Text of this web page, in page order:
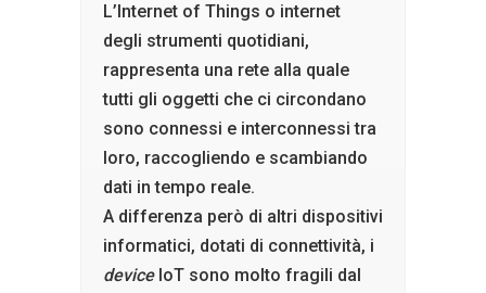
L’Internet of Things o internet
degli strumenti quotidiani,
rappresenta una rete alla quale
tutti gli oggetti che ci circondano
sono connessi e interconnessi tra
loro, raccogliendo e scambiando
dati in tempo reale.
A differenza però di altri dispositivi
informatici, dotati di connettività, i
deviceIoT sono molto fragili dal